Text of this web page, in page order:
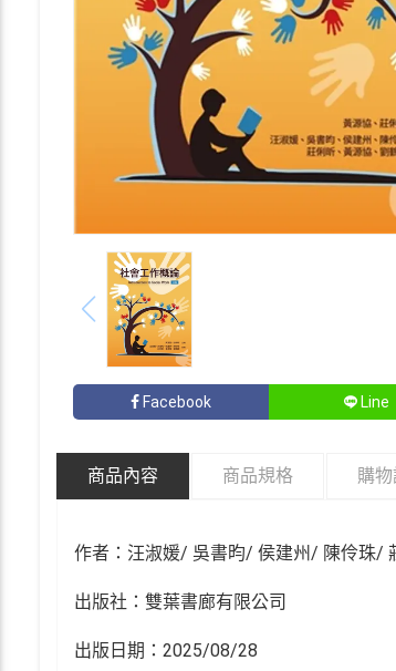
Facebook Line
商品內容 商品規格 購
作者：汪淑媛/ 吳書昀/ 侯建州/ 陳伶珠/
出版社：雙葉書廊有限公司
出版日期：2025/08/28